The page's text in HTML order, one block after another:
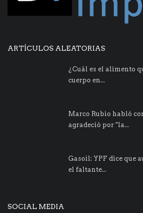
ARTÍCULOS ALEATORIAS
¿Cuál es el alimento
cuerpo en...
Marco Rubio habló
agradeció por "la...
Gasoil: YPF dice que
el faltante...
SOCIAL MEDIA